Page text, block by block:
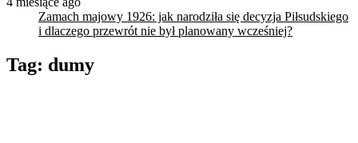
Zamach majowy 1926: jak narodziła się decyzja Piłsudskiego
i dlaczego przewrót nie był planowany wcześniej?
Tag: dumy